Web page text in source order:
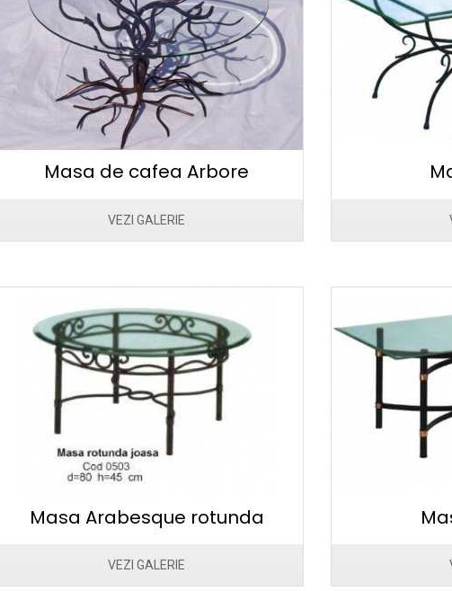
Masa de cafea Arbore
VEZI GALERIE
Masa Arabesque rotunda
VEZI GALERIE